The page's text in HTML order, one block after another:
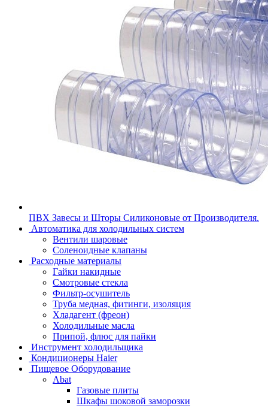
ПВХ Завесы и Шторы Силиконовые от Производителя.
Автоматика для холодильных систем
Вентили шаровые
Соленоидные клапаны
Расходные материалы
Гайки накидные
Смотровые стекла
Фильтр-осушитель
Труба медная, фитинги, изоляция
Хладагент (фреон)
Холодильные масла
Припой, флюс для пайки
Инструмент холодильщика
Кондиционеры Haier
Пищевое Оборудование
Abat
Газовые плиты
Шкафы шоковой заморозки